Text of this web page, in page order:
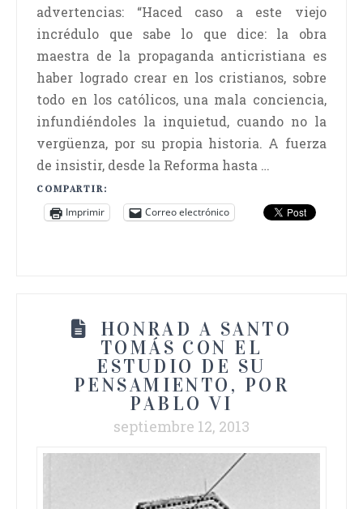
advertencias: “Haced caso a este viejo
incrédulo que sabe lo que dice: la obra
maestra de la propaganda anticristiana es
haber logrado crear en los cristianos, sobre
todo en los católicos, una mala conciencia,
infundiéndoles la inquietud, cuando no la
vergüenza, por su propia historia. A fuerza
de insistir, desde la Reforma hasta …
COMPARTIR:
Imprimir Correo electrónico
HONRAD A SANTO
TOMÁS CON EL
ESTUDIO DE SU
PENSAMIENTO, POR
PABLO VI
septiembre 12, 2013